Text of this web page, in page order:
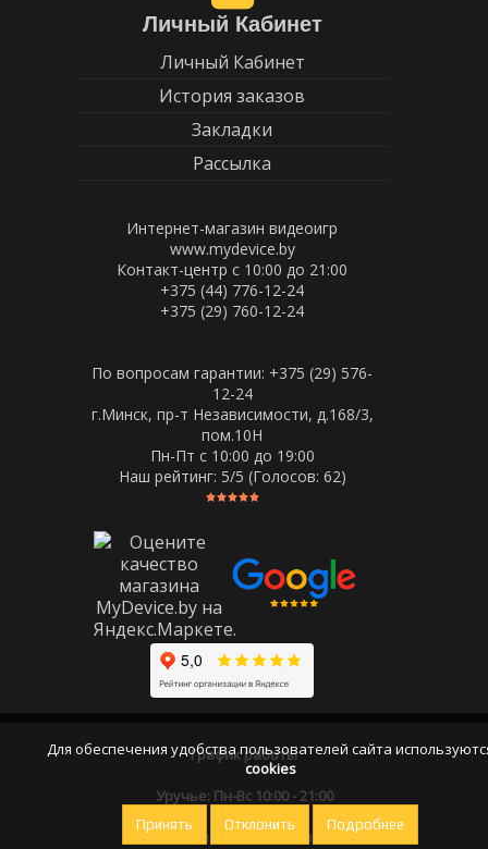
Личный Кабинет
Личный Кабинет
История заказов
Закладки
Рассылка
Интернет-магазин видеоигр
www.mydevice.by
Контакт-центр с 10:00 до 21:00
+375 (44) 776-12-24
+375 (29) 760-12-24
По вопросам гарантии: +375 (29) 576-
12-24
г.Минск, пр-т Независимости, д.168/3,
пом.10Н
Пн-Пт c 10:00 до 19:00
Наш рейтинг: 5/5 (Голосов: 62)
График работы
Уручье: Пн-Вс 10:00 - 21:00
Оставайтесь на связи
Для обеспечения удобства пользователей сайта
cookies
Принять Отклонить Подробнее